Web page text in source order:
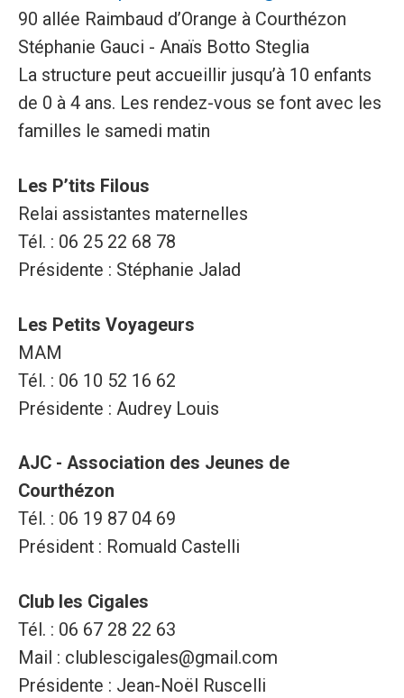
90 allée Raimbaud d’Orange à Courthézon
Stéphanie Gauci - Anaïs Botto Steglia
La structure peut accueillir jusqu’à 10 enfants
de 0 à 4 ans. Les rendez-vous se font avec les
familles le samedi matin
Les P’tits Filous
Relai assistantes maternelles
Tél. : 06 25 22 68 78
Présidente : Stéphanie Jalad
Les Petits Voyageurs
MAM
Tél. : 06 10 52 16 62
Présidente : Audrey Louis
AJC - Association des Jeunes de
Courthézon
Tél. : 06 19 87 04 69
Président : Romuald Castelli
Club les Cigales
Tél. : 06 67 28 22 63
Mail : clublescigales@gmail.com
Présidente : Jean-Noël Ruscelli